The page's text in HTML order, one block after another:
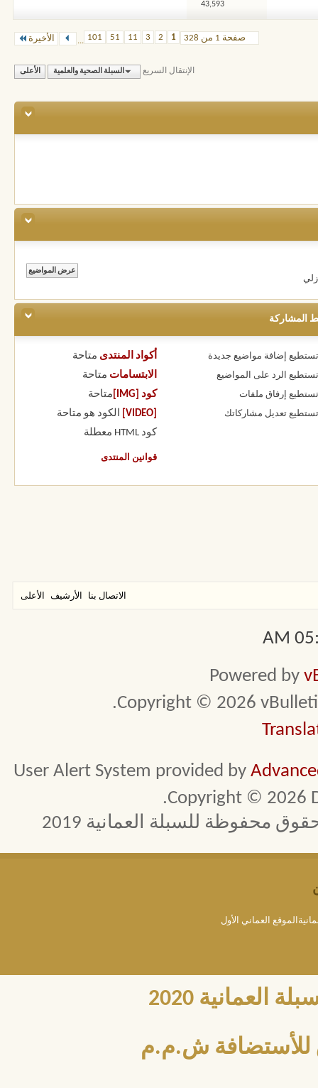
43,593
صفحة 1 من 328 1
2
3
11
51
101
... الأخيرة
الإنتقال السريع السبلة الصحية والعلمية الأعلى
المشاركة
تستطيع إضافة مواضيع جديدة
تستطيع الرد على المواضيع
تستطيع إرفاق ملفات
تستطيع تعديل مشاركاتك
أكواد المنتدى متاحة
الابتسامات متاحة
كود [IMG]
متاحة
الكود هو متاحة
كود HTML
معطلة
قوانين المنتدى
الاتصال بنا الأرشيف الأعلى
Powered by
Copyright © 2026
User Alert System provided by
Copyright © 2026
محفوظة للسبلة العمانية 2019
العماني الأول
2020
للأستضافة ش.م.م